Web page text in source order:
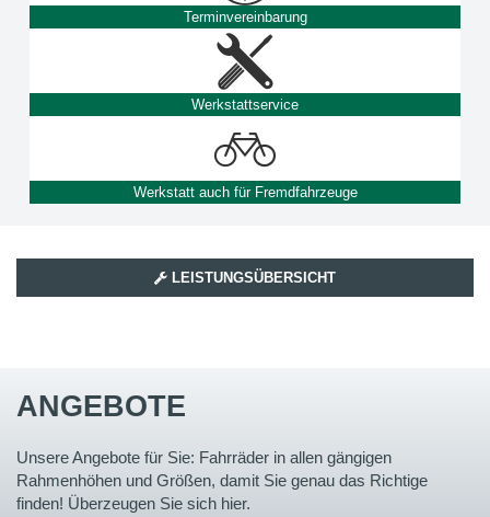
Terminvereinbarung
Werkstattservice
Werkstatt auch für Fremdfahrzeuge
LEISTUNGSÜBERSICHT
ANGEBOTE
Unsere Angebote für Sie: Fahrräder in allen gängigen
Rahmenhöhen und Größen, damit Sie genau das Richtige
finden! Überzeugen Sie sich hier.